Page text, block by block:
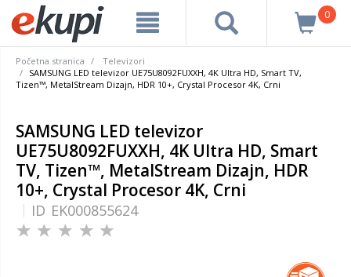
0
Početna stranica
Televizori
SAMSUNG LED televizor UE75U8092FUXXH, 4K Ultra HD, Smart TV,
Tizen™, MetalStream Dizajn, HDR 10+, Crystal Procesor 4K, Crni
SAMSUNG LED televizor
UE75U8092FUXXH, 4K Ultra HD, Smart
TV, Tizen™, MetalStream Dizajn, HDR
10+, Crystal Procesor 4K, Crni
ID EK000855624